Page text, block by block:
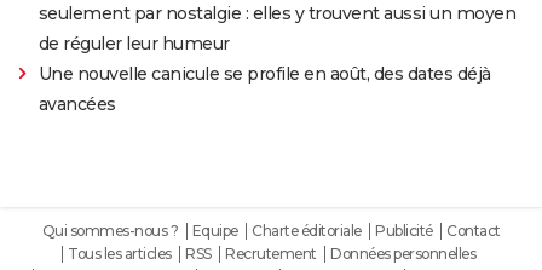
seulement par nostalgie : elles y trouvent aussi un moyen
de réguler leur humeur
Une nouvelle canicule se profile en août, des dates déjà
avancées
Qui sommes-nous ? Equipe Charte éditoriale Publicité
Contact
Tous les articles
RSS Recrutement
Données personnelles